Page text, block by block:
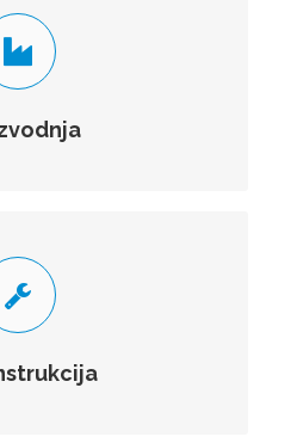
I DOZIRANJE
stanica za pripremu
i sistema za doziranje.
VIŠE
NA POGONIMA
kolona, kao i
organskih materija iz vode.
VIŠE